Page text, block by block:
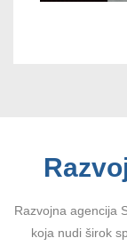
Razvojna agencija
koja nudi širok